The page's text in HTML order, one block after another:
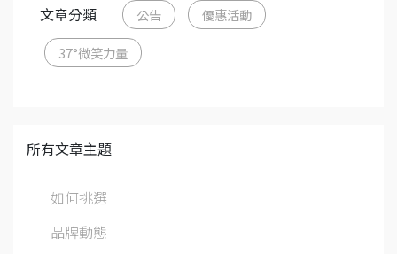
文章分類 公告 優惠活動
37°微笑力量
所有文章主題
如何挑選
品牌動態